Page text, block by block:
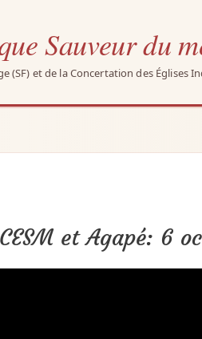
Sauveur du
(SF) et de la Concertation des Églises
et Agapé: 6